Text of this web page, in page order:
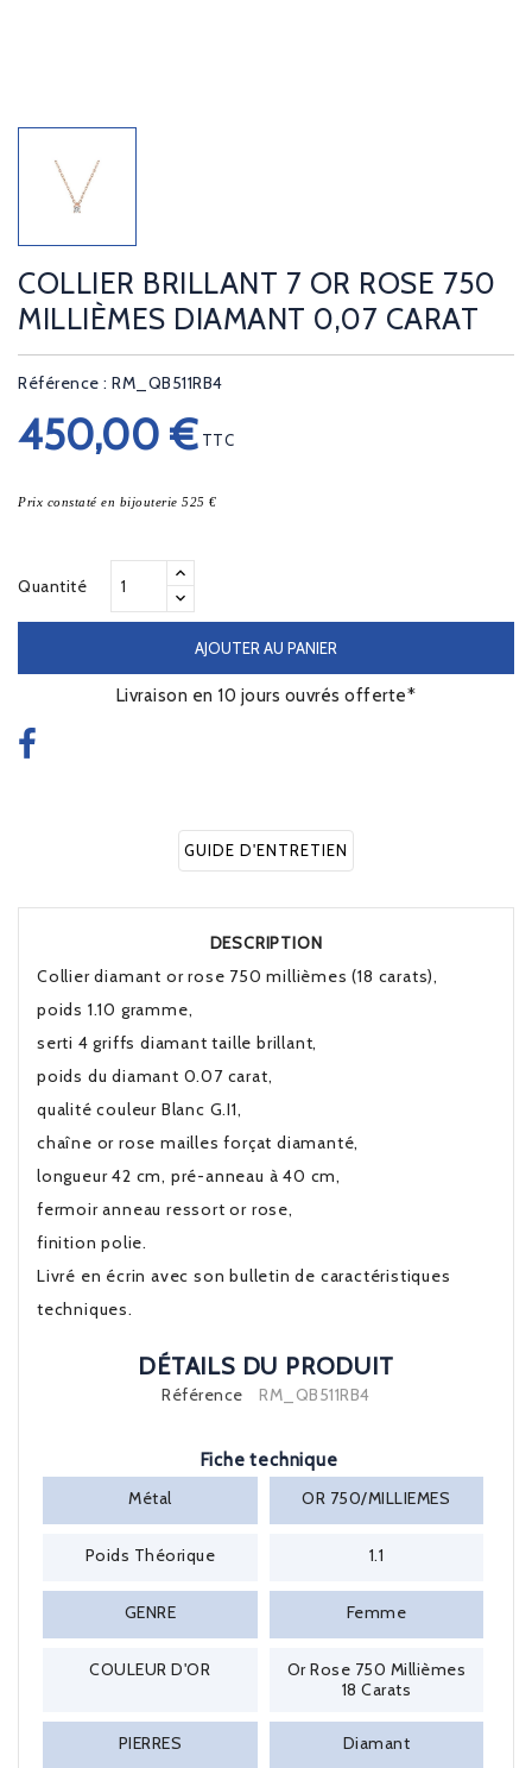
COLLIER BRILLANT 7 OR ROSE 750
MILLIÈMES DIAMANT 0,07 CARAT
Référence : RM_QB511RB4
450,00 € TTC
Prix constaté en bijouterie 525 €
Quantité
AJOUTER AU PANIER
Livraison en 10 jours ouvrés offerte*
GUIDE D'ENTRETIEN
DESCRIPTION
Collier diamant or rose 750 millièmes (18 carats),
poids 1.10 gramme,
serti 4 griffs diamant taille brillant,
poids du diamant 0.07 carat,
qualité couleur Blanc G.I1,
chaîne or rose mailles forçat diamanté,
longueur 42 cm, pré-anneau à 40 cm,
fermoir anneau ressort or rose,
finition polie.
Livré en écrin avec son bulletin de caractéristiques
techniques.
DÉTAILS DU PRODUIT
Référence RM_QB511RB4
Fiche technique
Métal
OR 750/MILLIEMES
Poids Théorique 1.1
GENRE Femme
COULEUR D'OR
Or Rose 750 Millièmes
18 Carats
PIERRES Diamant